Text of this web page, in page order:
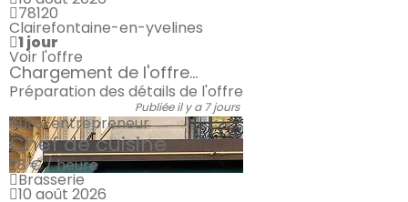
78120
Clairefontaine-en-yvelines
1 jour
Voir l'offre
Chargement de l'offre...
Préparation des détails de l'offre
Publiée il y a 7 jours
Auto-entrepreneur
Chef de cuisine
23 € / heure
Brasserie
10 août 2026